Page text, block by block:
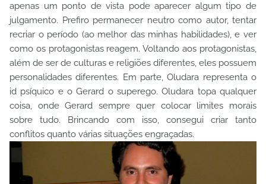
apenas um ponto de vista pode aparecer algum tipo de
julgamento. Prefiro permanecer neutro como autor, tentar
recriar o período (ao melhor das minhas habilidades), e ver
como os protagonistas reagem. Voltando aos protagonistas,
além de ser de culturas e religiões diferentes, eles possuem
personalidades diferentes. Em parte, Oludara representa o
id psíquico e o Gerard o superego. Oludara topa qualquer
coisa, onde Gerard sempre quer colocar limites morais
sobre tudo. Brincando com isso, consegui criar tanto
conflitos quanto várias situações engraçadas.